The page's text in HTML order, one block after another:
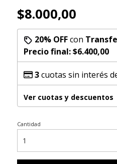
$8.000,00
20% OFFcon
Precio final:$6.400,00
3cuotas sin interés
Ver cuotas y descuentos
Cantidad